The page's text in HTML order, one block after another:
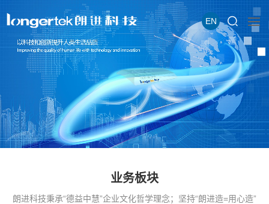
EN
业务板块
朗进科技秉承“德益中慧”企业文化哲学理念；坚持“朗进造=用心造”